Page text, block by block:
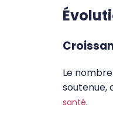
Le
soutenue,
santé.